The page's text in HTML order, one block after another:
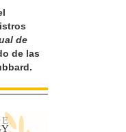
de
de las